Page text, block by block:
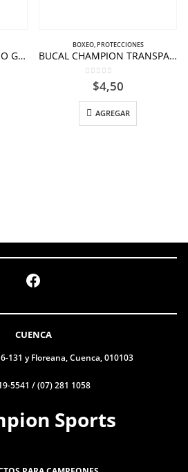
PROTECTOR BUCAL OPRO GOLD UFC ROJO-PLATEADOCAJA.
BOXEO,PROTECCIONES
BUCAL CHAMPION TRANSPARENTE NIÑO
out of 5
$4,50
AGREGAR
Facebook
CUENCA
131 y Floreana, Cuenca, 010103
5541 / (07) 281 1058
Sports